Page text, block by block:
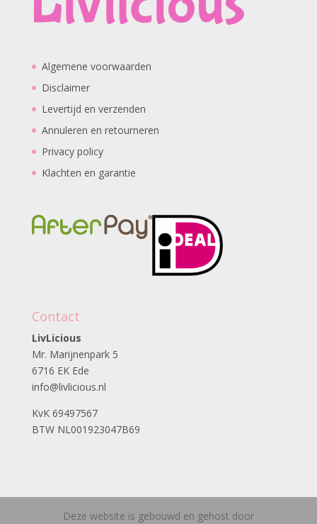
Algemene voorwaarden
Disclaimer
Levertijd en verzenden
Annuleren en retourneren
Privacy policy
Klachten en garantie
Contact
LivLicious
Mr. Marijnenpark 5
6716 EK Ede
info@livlicious.nl
KvK 69497567
BTW NL001923047B69
Deze website is gebouwd en gehost door